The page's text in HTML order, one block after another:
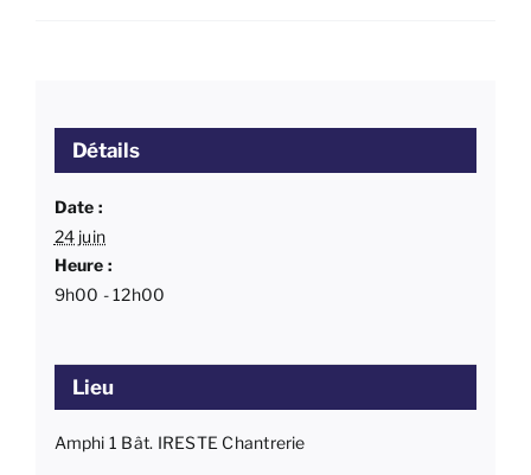
Détails
Date :
24 juin
Heure :
9h00 - 12h00
Lieu
Amphi 1 Bât. IRESTE Chantrerie